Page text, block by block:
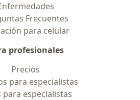
Frecuentes
para celular
profesionales
Precios
para especialistas
para especialistas